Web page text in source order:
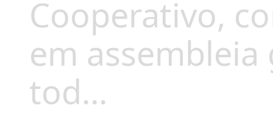
Cooperativo,
em
tod...